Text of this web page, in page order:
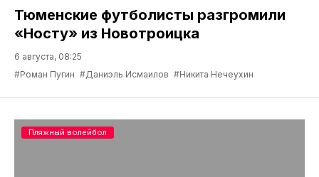
Тюменские футболисты разгромили
«Носту» из Новотроицка
6 августа, 08:25
#Роман Пугин #Даниэль Исмаилов #Никита Нечеухин
Пляжный волейбол